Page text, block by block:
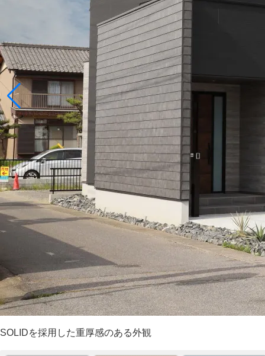
SOLIDを採用した重厚感のある外観